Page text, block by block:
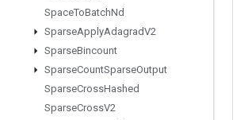
SpaceToBatchNd
SparseApplyAdagradV2
SparseBincount
SparseCountSparseOutput
SparseCrossHashed
SparseCrossV2